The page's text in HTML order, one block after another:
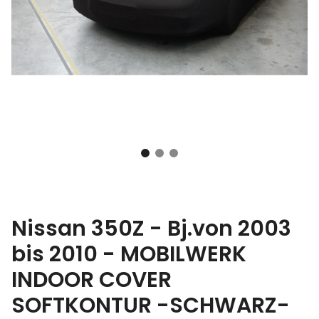
Nissan 350Z - Bj.von 2003
bis 2010 - MOBILWERK
INDOOR COVER
SOFTKONTUR -SCHWARZ-